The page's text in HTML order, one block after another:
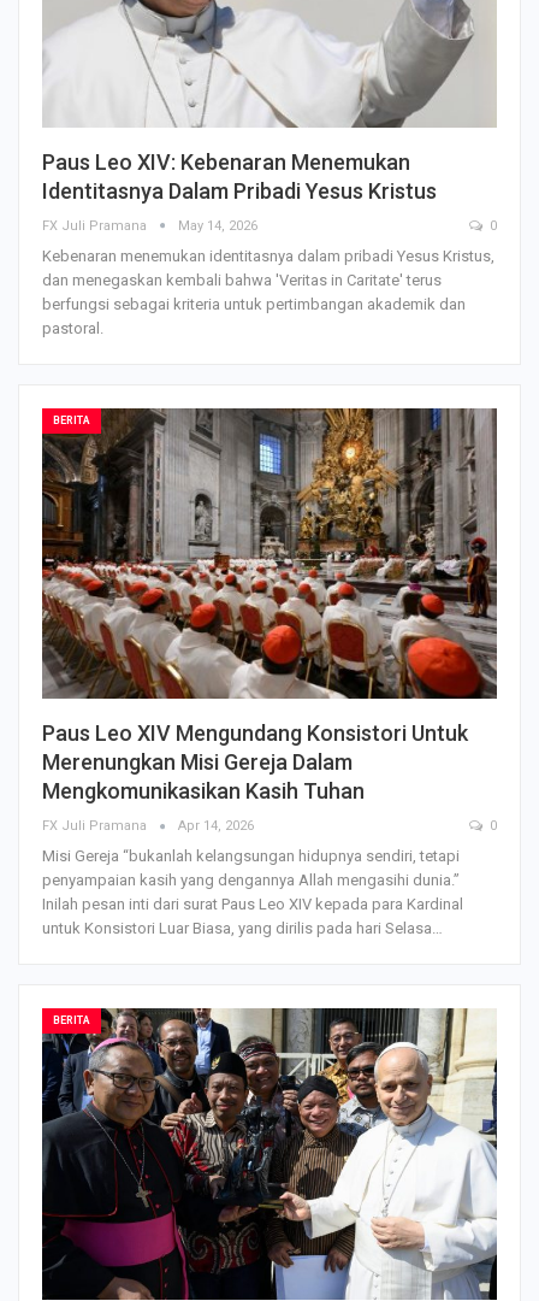
Paus Leo XIV: Kebenaran Menemukan
Identitasnya Dalam Pribadi Yesus Kristus
FX Juli Pramana May 14, 2026 0
Kebenaran menemukan identitasnya dalam pribadi Yesus Kristus,
dan menegaskan kembali bahwa 'Veritas in Caritate' terus
berfungsi sebagai kriteria untuk pertimbangan akademik dan
pastoral.
BERITA
Paus Leo XIV Mengundang Konsistori Untuk
Merenungkan Misi Gereja Dalam
Mengkomunikasikan Kasih Tuhan
FX Juli Pramana Apr 14, 2026 0
Misi Gereja “bukanlah kelangsungan hidupnya sendiri, tetapi
penyampaian kasih yang dengannya Allah mengasihi dunia.”
Inilah pesan inti dari surat Paus Leo XIV kepada para Kardinal
untuk Konsistori Luar Biasa, yang dirilis pada hari Selasa…
BERITA